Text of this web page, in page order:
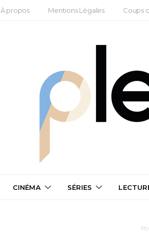
À propos Mentions Légales Coups
CINÉMA SÉRIES